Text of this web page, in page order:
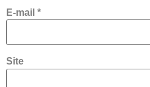
E-mail *
Site